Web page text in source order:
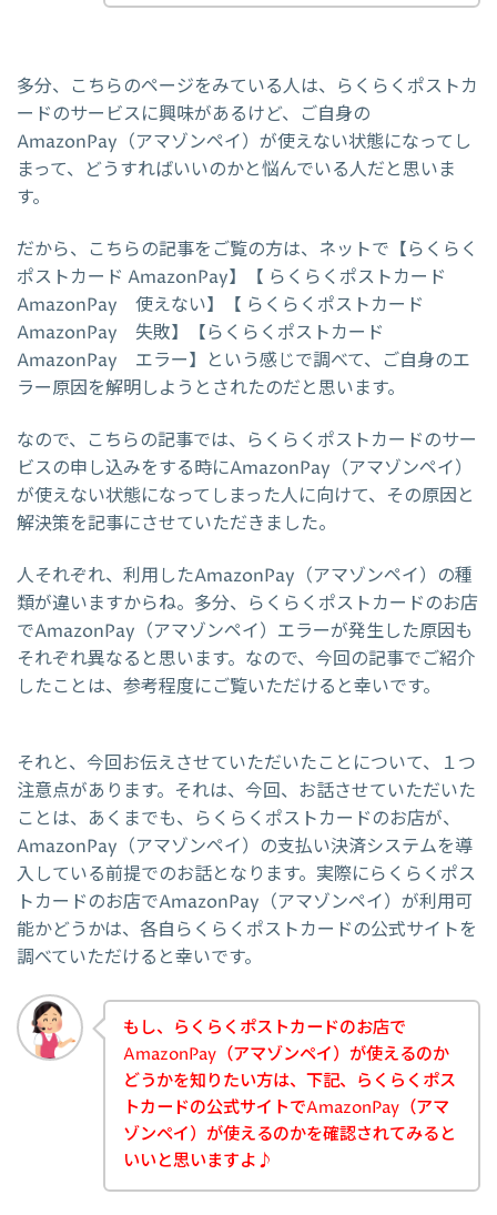
多分、こちらのページをみている人は、らくらくポストカ
ードのサービスに興味があるけど、ご自身の
AmazonPay（アマゾンペイ）が使えない状態になってし
まって、どうすればいいのかと悩んでいる人だと思いま
す。
だから、こちらの記事をご覧の方は、ネットで【らくらく
ポストカード AmazonPay】【 らくらくポストカード
AmazonPay 使えない】【 らくらくポストカード
AmazonPay 失敗】【らくらくポストカード
AmazonPay エラー】という感じで調べて、ご自身のエ
ラー原因を解明しようとされたのだと思います。
なので、こちらの記事では、らくらくポストカードのサー
ビスの申し込みをする時にAmazonPay（アマゾンペイ）
が使えない状態になってしまった人に向けて、その原因と
解決策を記事にさせていただきました。
人それぞれ、利用したAmazonPay（アマゾンペイ）の種
類が違いますからね。多分、らくらくポストカードのお店
でAmazonPay（アマゾンペイ）エラーが発生した原因も
それぞれ異なると思います。なので、今回の記事でご紹介
したことは、参考程度にご覧いただけると幸いです。
それと、今回お伝えさせていただいたことについて、１つ
注意点があります。それは、今回、お話させていただいた
ことは、あくまでも、らくらくポストカードのお店が、
AmazonPay（アマゾンペイ）の支払い決済システムを導
入している前提でのお話となります。実際にらくらくポス
トカードのお店でAmazonPay（アマゾンペイ）が利用可
能かどうかは、各自らくらくポストカードの公式サイトを
調べていただけると幸いです。
もし、らくらくポストカードのお店で
AmazonPay（アマゾンペイ）が使えるのか
どうかを知りたい方は、下記、らくらくポス
トカードの公式サイトでAmazonPay（アマ
ゾンペイ）が使えるのかを確認されてみると
いいと思いますよ♪